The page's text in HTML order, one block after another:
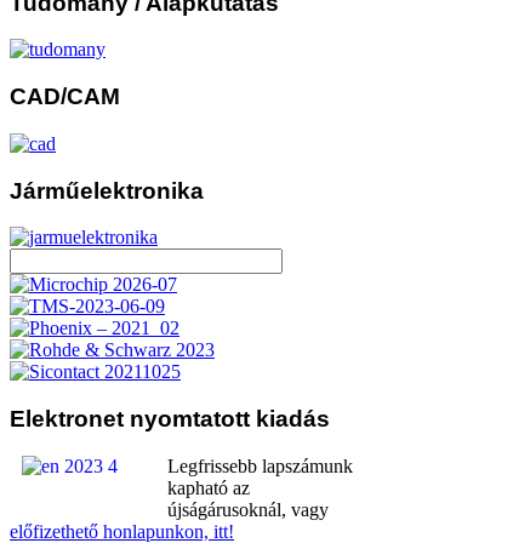
CAD/CAM
Járműelektronika
Elektronet nyomtatott kiadás
Legfrissebb lapszámunk
kapható az
újságárusoknál, vagy
előfizethető honlapunkon, itt!